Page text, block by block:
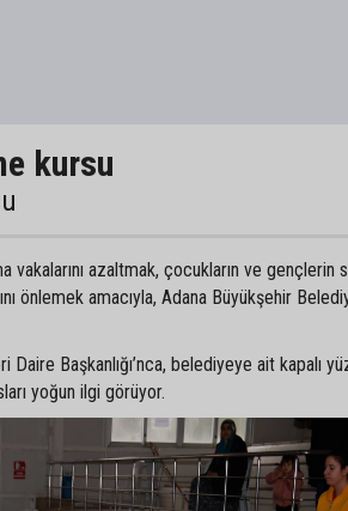
kursu
vakalarını azaltmak, çocukların ve gençlerin
önlemek amacıyla, Adana Büyükşehir
Başkanlığı’nca, belediyeye ait kapalı
yoğun ilgi görüyor.